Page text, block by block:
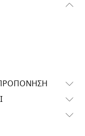
ΠΡΟΠΌΝΗΣΗ